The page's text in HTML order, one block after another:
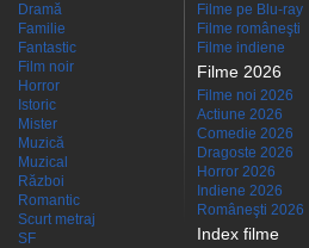
Dramă
Familie
Fantastic
Film noir
Horror
Istoric
Mister
Muzică
Muzical
Război
Romantic
Scurt metraj
SF
Filme pe Blu-ray
Filme româneşti
Filme indiene
Filme 2026
Filme noi 2026
Actiune 2026
Comedie 2026
Dragoste 2026
Horror 2026
Indiene 2026
Româneşti 2026
Index filme